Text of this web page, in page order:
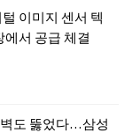
이미지 센서 텍
서 공급 체결
도 뚫었다…삼성